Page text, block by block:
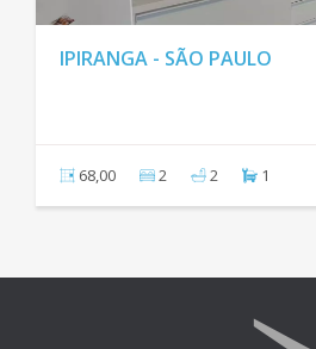
IPIRANGA - SÃO PAULO
68,00 2 2 1